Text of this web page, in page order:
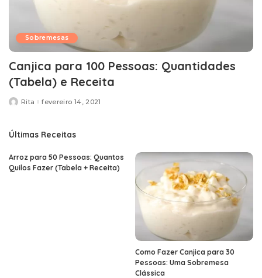
Sobremesas
Canjica para 100 Pessoas: Quantidades
(Tabela) e Receita
Posted
Rita fevereiro 14, 2021
Últimas Receitas
Arroz para 50 Pessoas: Quantos
Quilos Fazer (Tabela + Receita)
Como Fazer Canjica para 30
Pessoas: Uma Sobremesa
Clássica